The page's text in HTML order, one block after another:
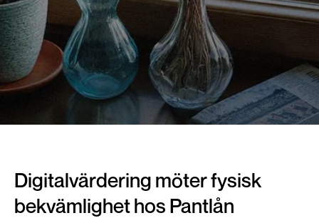
Digitalvärdering möter fysisk
bekvämlighet hos Pantlån